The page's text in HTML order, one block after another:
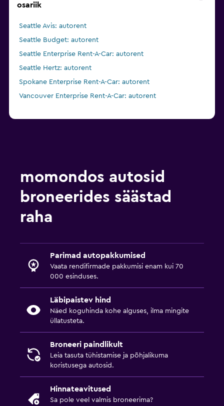
osariik
Seattle Avis: autorent
Seattle Budget: autorent
Seattle Enterprise Rent-A-Car: autorent
Seattle Hertz: autorent
Spokane Enterprise Rent-A-Car: autorent
Vancouver Enterprise Rent-A-Car: autorent
momondos autosid
broneerides säästad
raha
Parimad autopakkumised
Vaata rendifirmade pakkumisi enam kui 70
000 esinduses.
Läbipaistev hind
Näed koguhinda kohe alguses, ilma mingite
üllatusteta.
Broneeri paindlikult
Leia tasuta tühistamise ja põhjalikuma
koristusega autosid.
Hinnateavitused
Sa pole veel valmis broneerima?